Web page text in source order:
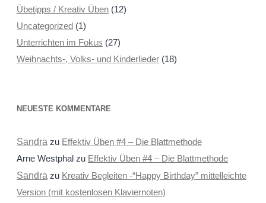
Übetipps / Kreativ Üben(12)
Uncategorized(1)
Unterrichten im Fokus (27)
Weihnachts-, Volks- und Kinderlieder(18)
NEUESTE KOMMENTARE
Sandra zu Effektiv Üben #4 – Die Blattmethode
Arne Westphalzu Effektiv Üben #4 – Die Blattmethode
Sandra zu Kreativ Begleiten -“Happy Birthday” mittelleichte
Version (mit kostenlosen Klaviernoten)